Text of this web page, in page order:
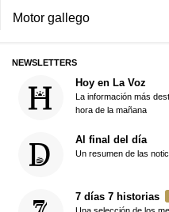
Motor gallego
NEWSLETTERS
Hoy en La Voz
La información más
hora de la mañana
Al final del día
Un resumen de las
7 días 7 historias